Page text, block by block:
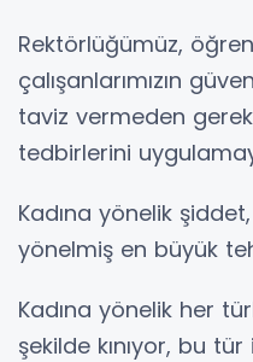
Rektörlüğümüz,
çalışanlarımızın
taviz vermeden
tedbirlerini
Kadına yönelik
yönelmiş en büyük
Kadına yönelik her
şekilde kınıyor, bu tür